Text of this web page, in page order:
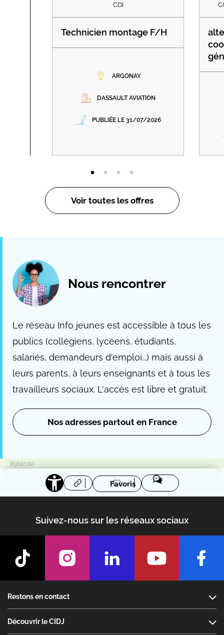
CDI
Technicien montage F/H
ARGONAY
DASSAULT AVIATION
PUBLIÉE LE 31/07/2026
Voir toutes les offres
Nous rencontrer
Le réseau Info jeunes est accessible à tous les
publics (collégiens, lycéens, étudiants,
salariés, demandeurs d'emploi...) mais aussi à
leurs parents, à leurs enseignants et à tous les
travailleurs sociaux. L'accès est libre et gratuit.
Nos adresses partout en France
Favoris
Suivez-nous sur les réseaux sociaux
Restons en contact
Découvrir le CIDJ